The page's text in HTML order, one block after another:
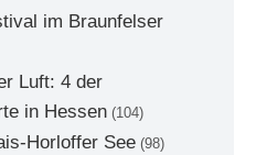
im Braunfelser
Luft: 4 der
in Hessen (104)
Horloffer See (98)